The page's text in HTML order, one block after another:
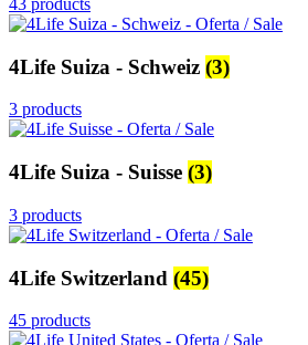
43 products
4Life Suiza - Schweiz (3)
3 products
4Life Suiza - Suisse (3)
3 products
4Life Switzerland (45)
45 products